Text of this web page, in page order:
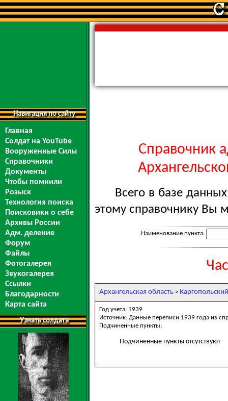
Навигация по сайту
Главная
Солдат на YouTube
Вооруженные Силы
Справочники
Документы
Чтобы помнили
Розыск
Технология поиска
Поисковики о себе
Архивы России
Адм. деление
Форум
Файлы
Фотогалерея
Звукогалерея
Ссылки
Благодарности
Карта сайта
Узнать солдата
Справочник
Всего в базе
этому справочнику Вы
Наименование пункта:
Архангельская область >
Год учета: 1939
Источник: Данные переписи 1939 года из
Подчиненные пункты:
Подчиненные пункты отсутствуют